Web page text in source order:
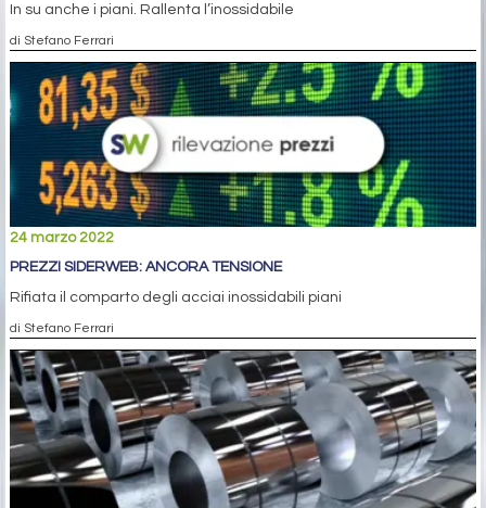
In su anche i piani. Rallenta l’inossidabile
di Stefano Ferrari
24 marzo 2022
PREZZI SIDERWEB: ANCORA TENSIONE
Rifiata il comparto degli acciai inossidabili piani
di Stefano Ferrari